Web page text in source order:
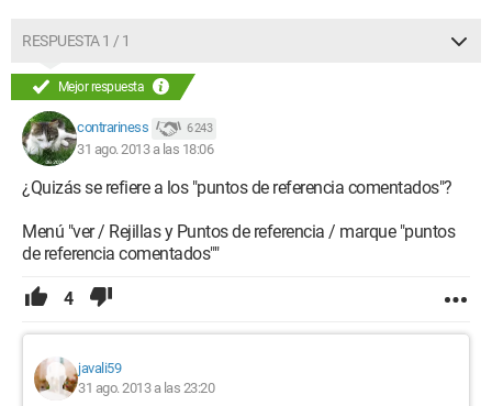
RESPUESTA 1 / 1
Mejor respuesta
contrariness 6 243
31 ago. 2013 a las 18:06
¿Quizás se refiere a los "puntos de referencia comentados"?
Menú "ver / Rejillas y Puntos de referencia / marque "puntos
de referencia comentados""
4
javali59
31 ago. 2013 a las 23:20